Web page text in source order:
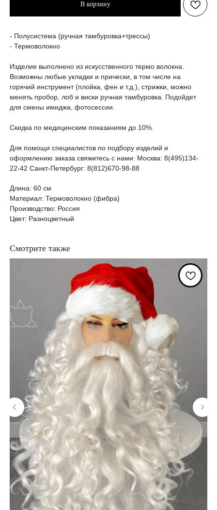
В корзину
- Полусистема (ручная тамбуровка+трессы)
- Термоволокно
Изделие выполнено из искусственного термо волокна.
Возможны любые укладки и прически, в том числе на
горячий инструмент (плойка, фен и т.д.), стрижки, можно
менять пробор, лоб и виски ручная тамбуровка. Подойдет
для смены имиджа, фотосессии.
Скидка по медицинским показаниям до 10%.
Для помощи специалистов по подбору изделий и
оформлению заказа свяжитесь с нами: Москва: 8(495)134-
22-42 Санкт-Петербург: 8(812)670-98-88
Длина: 60 см
Материал: Термоволокно (фибра)
Производство: Россия
Цвет: Разноцветный
Смотрите также